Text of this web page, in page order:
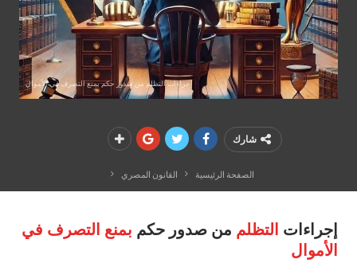
إجراءات التظلم من صدور حكم بمنع التصرف في الأموال
شارك
الصفحة الرئيسية القانون المصري
إجراءات التظلم من صدور حكم بمنع التصرف في
الأموال